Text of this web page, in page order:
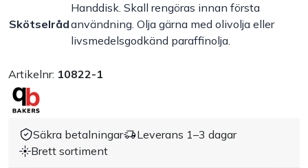
Om Bakers
Kontakt
Skötselråd
Handdisk. Skall rengöras innan första
användning. Olja gärna med olivolja eller
livsmedelsgodkänd paraffinolja.
Artikelnr: 10822-1
Säkra betalningar
Leverans 1–3 dagar
Brett sortiment